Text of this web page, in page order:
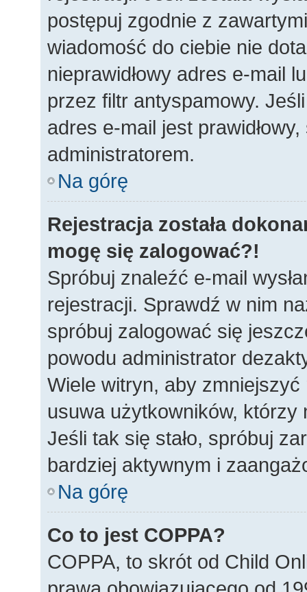
postępuj zgodnie z
wiadomość do ciebie nie
nieprawidłowy adres e-mail
przez filtr antyspamowy.
adres e-mail jest
administratorem.
Na górę
Rejestracja została
mogę się zalogować?!
Spróbuj znaleźć e-mail
rejestracji. Sprawdź w nim
spróbuj zalogować się
powodu administrator
Wiele witryn, aby
usuwa użytkowników, którzy
Jeśli tak się stało, spróbuj
bardziej aktywnym i
Na górę
Co to jest COPPA?
COPPA, to skrót od Child